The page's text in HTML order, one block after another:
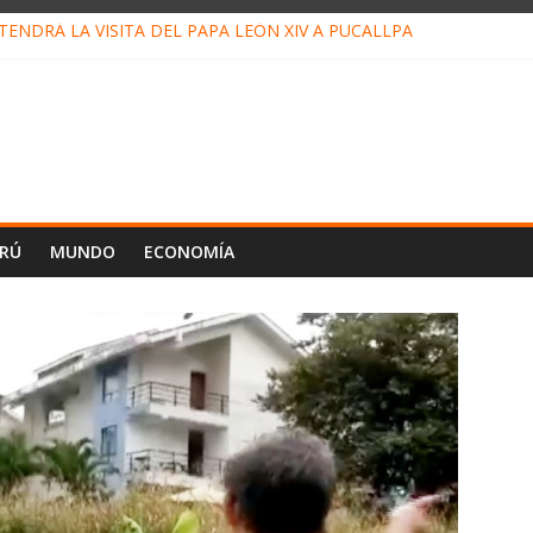
LA VISITA DEL PAPA LEÓN XIV A PUCALLPA
MUNDO ECONOMÍA